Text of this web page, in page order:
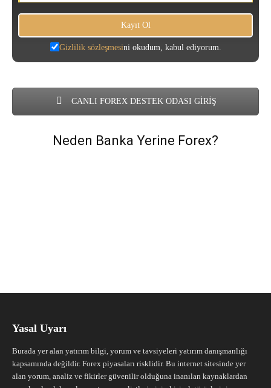
Gizlilik sözleşmesini okudum, kabul ediyorum.
CANLI FOREX DESTEK ODASI GİRİŞ
Neden Banka Yerine Forex?
Yasal Uyarı
Burada yer alan yatırım bilgi, yorum ve tavsiyeleri yatırım danışmanlığı
kapsamında değildir. Forex piyasaları risklidir. Bu internet sitesinde yer
alan yorum, analiz ve fikirler güvenilir olduğuna inanılan kaynaklardan